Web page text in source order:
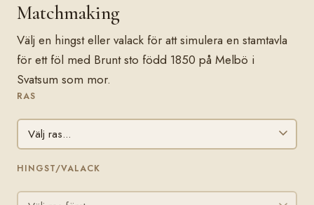
Matchmaking
Välj en hingst eller valack för att simulera en stamtavla
för ett föl med Brunt sto född 1850 på Melbö i
Svatsum som mor.
RAS
HINGST/VALACK